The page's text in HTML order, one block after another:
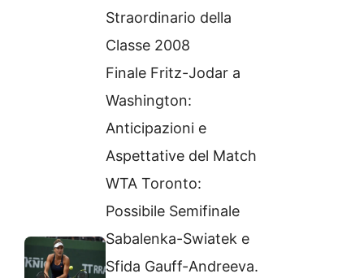
Straordinario della
Classe 2008
Finale Fritz-Jodar a
Washington:
Anticipazioni e
Aspettative del Match
WTA Toronto:
Possibile Semifinale
Sabalenka-Swiatek e
Sfida Gauff-Andreeva.